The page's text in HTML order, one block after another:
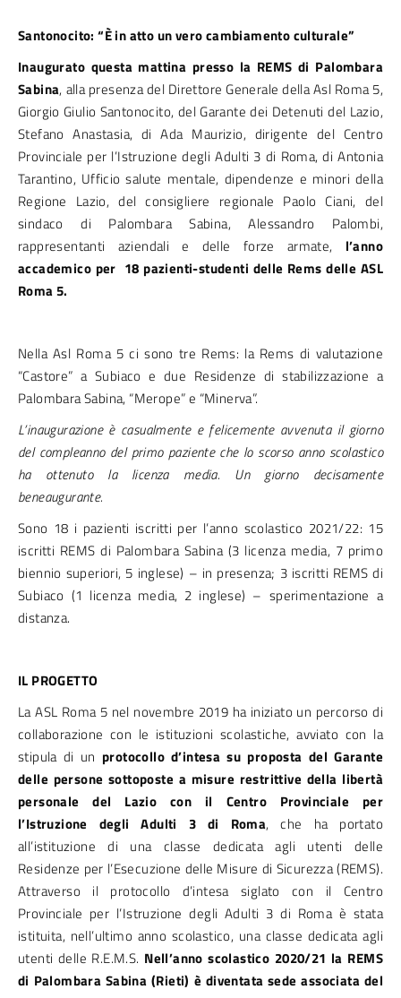
Santonocito: “È in atto un vero cambiamento culturale”
Inaugurato questa mattina presso la REMS di Palombara
Sabina, alla presenza del Direttore Generale della Asl Roma 5,
Giorgio Giulio Santonocito, del Garante dei Detenuti del Lazio,
Stefano Anastasia, di Ada Maurizio, dirigente del Centro
Provinciale per l’Istruzione degli Adulti 3 di Roma, di Antonia
Tarantino, Ufficio salute mentale, dipendenze e minori della
Regione Lazio, del consigliere regionale Paolo Ciani, del
sindaco di Palombara Sabina, Alessandro Palombi,
rappresentanti aziendali e delle forze armate, l’anno
accademico per 18 pazienti-studenti delle Rems delle ASL
Roma 5.
Nella Asl Roma 5 ci sono tre Rems: la Rems di valutazione
“Castore” a Subiaco e due Residenze di stabilizzazione a
Palombara Sabina, “Merope” e “Minerva”.
L’inaugurazione è casualmente e felicemente avvenuta il giorno
del compleanno del primo paziente che lo scorso anno scolastico
ha ottenuto la licenza media. Un giorno decisamente
beneaugurante.
Sono 18 i pazienti iscritti per l’anno scolastico 2021/22: 15
iscritti REMS di Palombara Sabina (3 licenza media, 7 primo
biennio superiori, 5 inglese) – in presenza; 3 iscritti REMS di
Subiaco (1 licenza media, 2 inglese) – sperimentazione a
distanza.
IL PROGETTO
La ASL Roma 5 nel novembre 2019 ha iniziato un percorso di
collaborazione con le istituzioni scolastiche, avviato con la
stipula di un protocollo d’intesa su proposta del Garante
delle persone sottoposte a misure restrittive della libertà
personale del Lazio con il Centro Provinciale per
l’Istruzione degli Adulti 3 di Roma, che ha portato
all’istituzione di una classe dedicata agli utenti delle
Residenze per l’Esecuzione delle Misure di Sicurezza (REMS).
Attraverso il protocollo d’intesa siglato con il Centro
Provinciale per l’Istruzione degli Adulti 3 di Roma è stata
istituita, nell’ultimo anno scolastico, una classe dedicata agli
utenti delle R.E.M.S. Nell’anno scolastico 2020/21 la REMS
di Palombara Sabina (Rieti) è diventata sede associata del